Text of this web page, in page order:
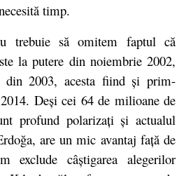
timp.
trebuie să omitem faptul că
la putere din noiembrie 2002,
din 2003, acesta fiind și prim-
Deși cei 64 de milioane de
profund polarizați și actualul
are un mic avantaj față de
exclude câștigarea alegerilor